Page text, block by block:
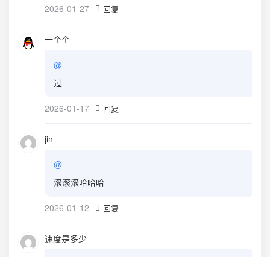
2026-01-27 回复
一个个
@
过
2026-01-17 回复
jin
@
滚滚滚哈哈哈
2026-01-12 回复
速度是多少